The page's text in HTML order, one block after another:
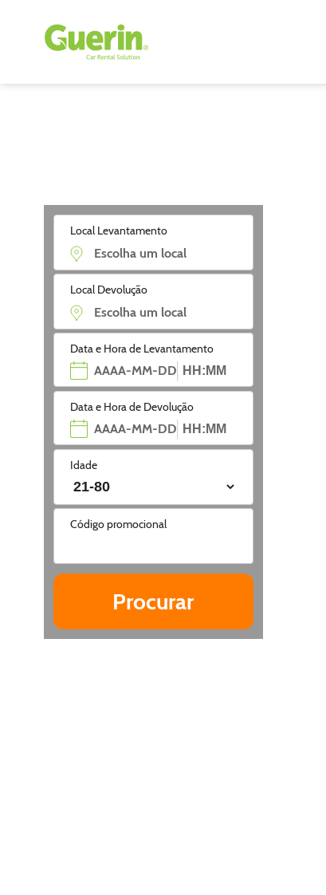
Local Levantamento
Local Devolução
Data e Hora de Levantamento
Data e Hora de Devolução
Idade
Código promocional